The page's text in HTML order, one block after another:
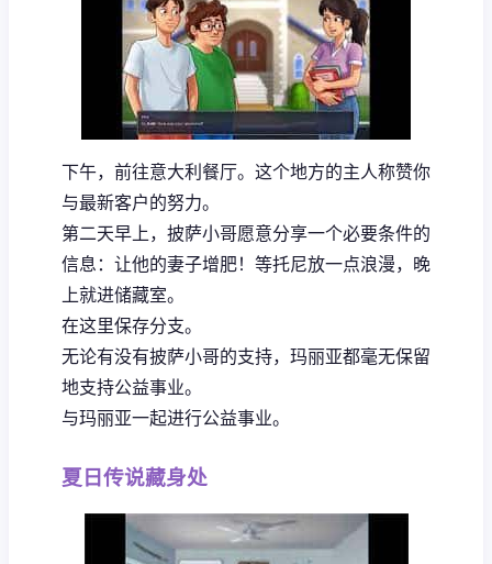
下午，前往意大利餐厅。这个地方的主人称赞你
与最新客户的努力。
第二天早上，披萨小哥愿意分享一个必要条件的
信息：让他的妻子增肥！等托尼放一点浪漫，晚
上就进储藏室。
在这里保存分支。
无论有没有披萨小哥的支持，玛丽亚都毫无保留
地支持公益事业。
与玛丽亚一起进行公益事业。
夏日传说藏身处